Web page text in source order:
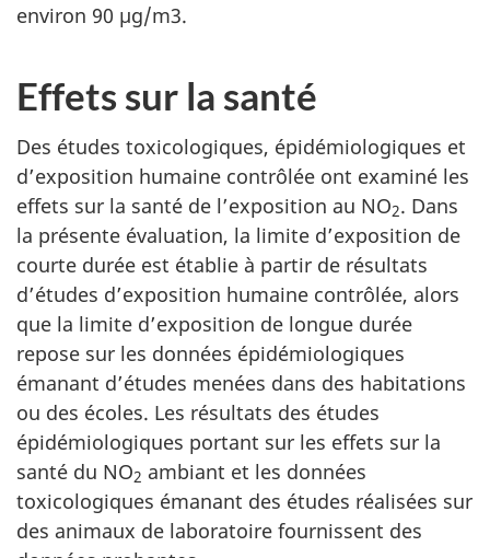
environ 90 µg/m3.
Effets sur la santé
Des études toxicologiques, épidémiologiques et
d’exposition humaine contrôlée ont examiné les
effets sur la santé de l’exposition au NO2. Dans
la présente évaluation, la limite d’exposition de
courte durée est établie à partir de résultats
d’études d’exposition humaine contrôlée, alors
que la limite d’exposition de longue durée
repose sur les données épidémiologiques
émanant d’études menées dans des habitations
ou des écoles. Les résultats des études
épidémiologiques portant sur les effets sur la
santé du NO2 ambiant et les données
toxicologiques émanant des études réalisées sur
des animaux de laboratoire fournissent des